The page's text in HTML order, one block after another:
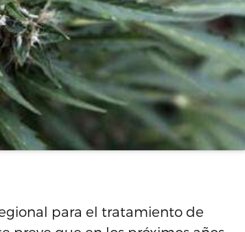
para el tratamiento de